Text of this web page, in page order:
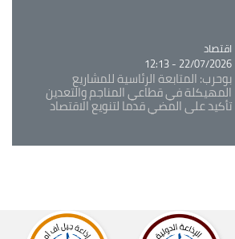
Catégorie
اقتصاد
22/07/2026 - 12:13
بوحرب: المتابعة الرئاسية للمشاريع
المهيكلة في قطاعي المناجم والتعدين
تأكيد على المضي قدما لتنويع الاقتصاد